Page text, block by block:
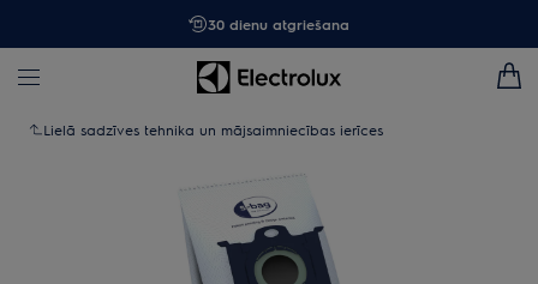
30 dienu atgriešana
Lielā sadzīves tehnika un mājsaimniecības ierīces